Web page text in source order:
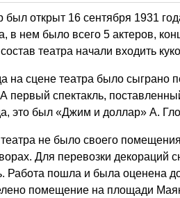
был открыт 16 сентября 1931
в нем было всего 5 актеров,
театра начали входить
на сцене театра было сыграно
первый спектакль,
это был «Джим и доллар» А.
не было своего
Для перевозки декораций
Работа пошла и была оценена
помещение на площади